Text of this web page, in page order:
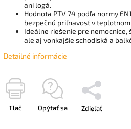
ani logá.
Hodnota PTV 74 podľa normy
bezpečnú priľnavosť v teplotnom
Ideálne riešenie pre
ale aj vonkajšie schodiská a
Detailné informácie
Tlač Opýtať sa Zdieľať